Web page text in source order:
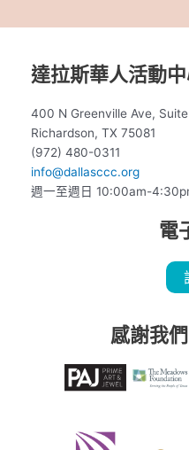
達拉斯華人活動
400 N Greenville Ave, Suite
Richardson, TX 75081
(972) 480-0311
info@dallasccc.org
週一至週日 10:00am-
電
感謝我